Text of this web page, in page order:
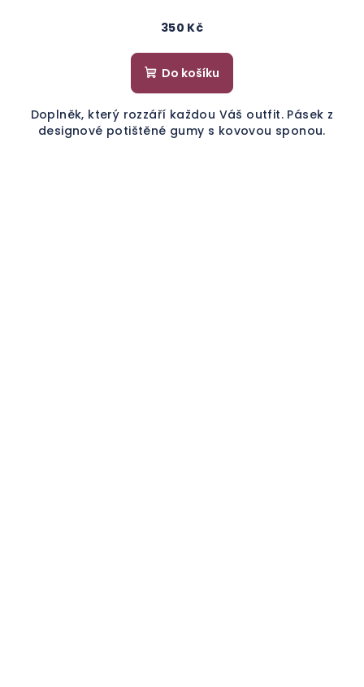
350 Kč
Do košíku
Doplněk, který rozzáří každou Váš outfit. Pásek z
designové potištěné gumy s kovovou sponou.